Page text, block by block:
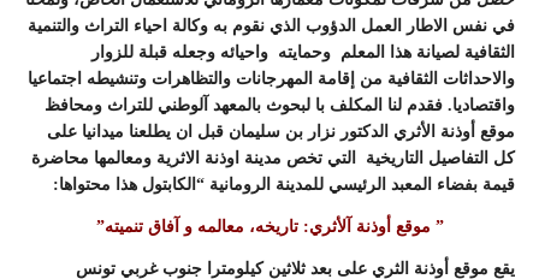
في نفس الاطار العمل الدؤوب الذي نقوم به وكالة احياء التراث والتنمية
الثقافية لصيانة هذا المعلم وحمايته واحيائه وجعله قبلة للزوار
والاحداثات الثقافية من إقامة المهرجانات والتظاهرات وتنشيطه اجتماعيا
واقتصاديا. فقدم لنا المكلف با لبحوث بالمعهد آلوطني للتراث ومحافظ
موقع أوذنة الأثري الدكتور نزار بن سليمان قبل ان يطلعنا ميدانيا على
كل التفاصيل التاريخية التي تخص مدينة اوذنة الاثرية ومعالمها محاضرة
قيمة بفضاء المعبد الرئيسي للمدينة الرومانية “الكابتول هذا محتواها:
” موقع أوذنة آلأثري: تاريخه، معالمه و آفاق تنميته”
يقع موقع أوذنة الثري على بعد ثلاثين كيلومترا جنوب غربي تونس